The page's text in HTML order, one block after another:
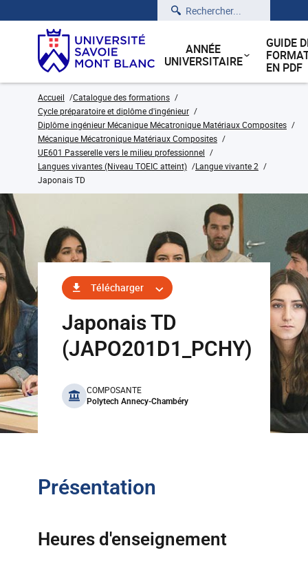
Rechercher
ANNÉE
UNIVERSITAIRE
GUIDE
EN PDF
Accueil
Catalogue des formations
Cycle préparatoire et diplôme d'ingénieur
Diplôme ingénieur Mécanique Mécatronique Matériaux Composites
Mécanique Mécatronique Matériaux Composites
UE601 Passerelle vers le milieu professionnel
Langues vivantes (Niveau TOEIC atteint)
Langue vivante 2
Japonais TD
Télécharger
Japonais TD
(JAPO201D1_PCHY)
benefits
COMPOSANTE
Polytech Annecy-Chambéry
Présentation
Heures d'enseignement